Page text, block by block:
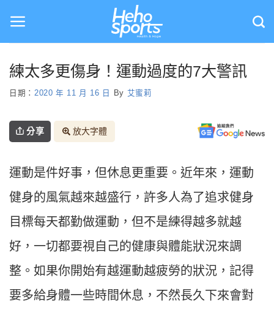
content
練太多更傷身！運動過度的7大警訊
日期： 2020 年 11 月 16 日 By 艾蜜莉
分享 放大字體
運動是件好事，但休息更重要。近年來，運動
健身的風氣越來越盛行，許多人為了追求健身
目標每天都勤做運動，但不是練得越多就越
好，一切都要視自己的健康與體能狀況來調
整。如果你開始有越運動越疲勞的狀況，記得
要多給身體一些時間休息，不然長久下來會對